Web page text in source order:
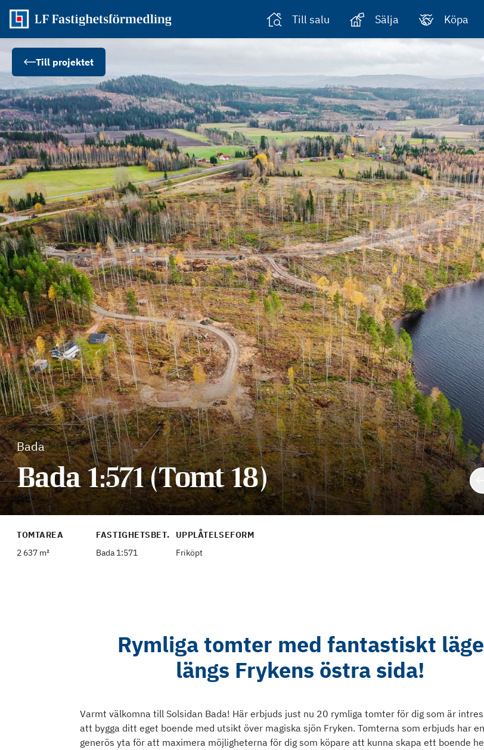
Till salu Sälja Köpa
Till projektet
Bada
Bada 1:571 (Tomt 18)
TOMTAREA
2 637 m²
FASTIGHETSBET.
Bada 1:571
UPPLÅTELSEFORM
Friköpt
Rymliga tomter med fantastiskt läge
längs Frykens östra sida!
Varmt välkomna till Solsidan Bada! Här erbjuds just nu 20 rymliga tomter för dig som är
att bygga ditt eget boende med utsikt över magiska sjön Fryken. Tomterna som erbjuds har en
generös yta för att maximera möjligheterna för dig som köpare att kunna skapa ett boende